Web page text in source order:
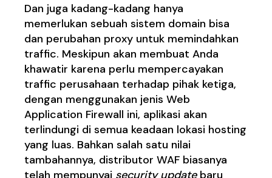
Dan juga kadang-kadang hanya
memerlukan sebuah sistem domain bisa
dan perubahan proxy untuk memindahkan
traffic. Meskipun akan membuat Anda
khawatir karena perlu mempercayakan
traffic perusahaan terhadap pihak ketiga,
dengan menggunakan jenis Web
Application Firewall ini, aplikasi akan
terlindungi di semua keadaan lokasi hosting
yang luas. Bahkan salah satu nilai
tambahannya, distributor WAF biasanya
telah mempunyai security updatebaru